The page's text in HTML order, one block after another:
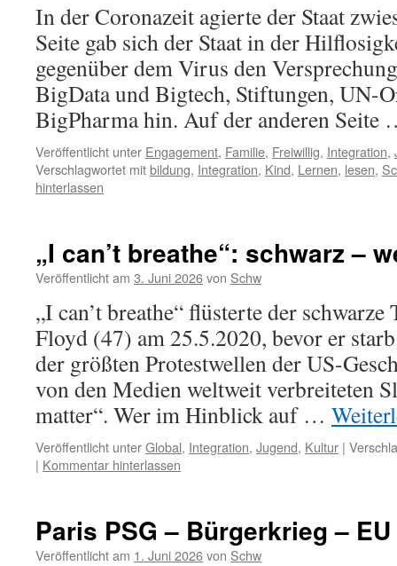
In der Coronazeit agierte der Staat
Seite gab sich der Staat in der
gegenüber dem Virus den
BigData und Bigtech, Stiftungen, UN-
BigPharma hin. Auf der anderen
Veröffentlicht unter Engagement, Familie, Freiwillig, Integration,
Verschlagwortet mitbildung, Integration, Kind, Lernen, lesen,
hinterlassen
„I can’t breathe“: schwarz –
Veröffentlicht am 3. Juni 2026von Schw
„I can’t breathe“ flüsterte der schwarze
Floyd (47) am 25.5.2020, bevor er
der größten Protestwellen der US-
von den Medien weltweit verbreiteten
matter“. Wer im Hinblick auf …
Veröffentlicht unterGlobal, Integration, Jugend, Kultur |
| Kommentar hinterlassen
Paris PSG – Bürgerkrieg – EU
Veröffentlicht am 1. Juni 2026von Schw